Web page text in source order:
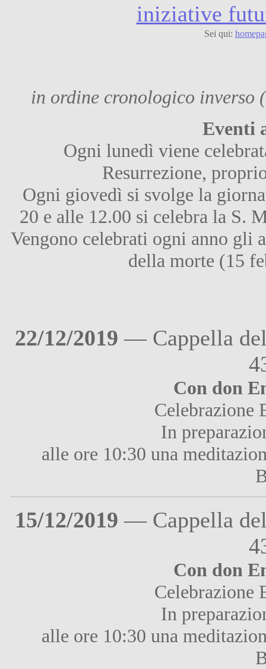
iniziative
Sei qui:
in ordine cronologico inverso
Eventi
Ogni lunedì viene
Resurrezione,
Ogni giovedì si svolge la
20 e alle 12.00 si celebra la S.
Vengono celebrati ogni anno gli
della morte (15
22/12/2019 — Cappella
Con don
Celebrazione
In
alle ore 10:30 una
15/12/2019 — Cappella
Con don
Celebrazione
In
alle ore 10:30 una